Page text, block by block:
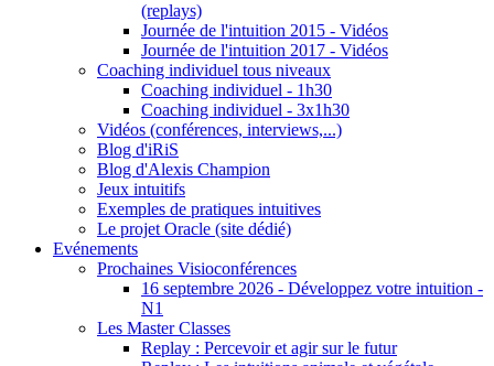
(replays)
Journée de l'intuition 2015 - Vidéos
Journée de l'intuition 2017 - Vidéos
Coaching individuel tous niveaux
Coaching individuel - 1h30
Coaching individuel - 3x1h30
Vidéos (conférences, interviews,...)
Blog d'iRiS
Blog d'Alexis Champion
Jeux intuitifs
Exemples de pratiques intuitives
Le projet Oracle (site dédié)
Evénements
Prochaines Visioconférences
16 septembre 2026 - Développez votre intuition -
N1
Les Master Classes
Replay : Percevoir et agir sur le futur